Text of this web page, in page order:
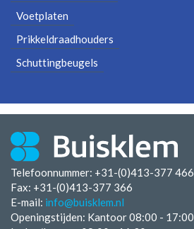
Voetplaten
Prikkeldraadhouders
Schuttingbeugels
Telefoonnummer: +31-(0)413-377 466
Fax: +31-(0)413-377 366
E-mail: info@buisklem.nl
Openingstijden: Kantoor 08:00 - 17:00